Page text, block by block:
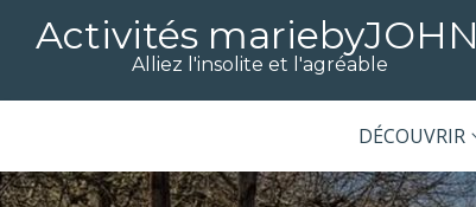
Activités mariebyJOHN
Alliez l'insolite et l'agréable
DÉCOUVRIR